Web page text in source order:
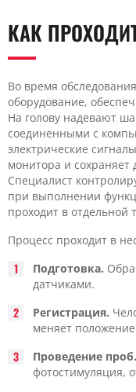
КАК
Во время
оборудование,
На голову надевают
соединенными с
электрические
монитора и сохраняет
Специалист
при выполнении
проходит в отдельной
Процесс проходит в
Подготовка.
датчиками.
Регистрация.
меняет
Проведение проб.
фотостимуляция,